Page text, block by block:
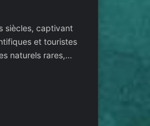
siècles, captivant
et touristes
naturels rares,…